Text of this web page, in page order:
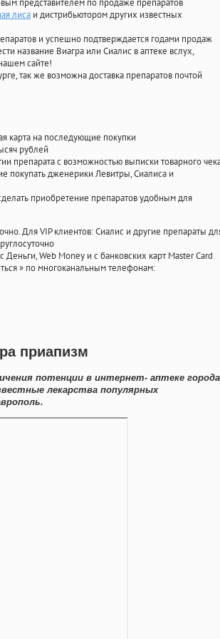
представителем по продаже препаратов
лиса и дистрибьютором других известных
и успешно подтверждается годами продаж
название Виагра или Сиалис в аптеке вслух,
сайте!
так же возможна доставка препаратов почтой
карта на последующие покупки
рублей
с возможностью выписки товарного
покупать дженерики Левитры, Сиалиса и
приобретение препаратов удобным для
Для VIP клиентов: Сиалис и другие препараты
Web Money и с банковских карт Master Card
» по многоканальным телефонам:
приапизм
потенции в интернет- аптеке города
лекарства популярных